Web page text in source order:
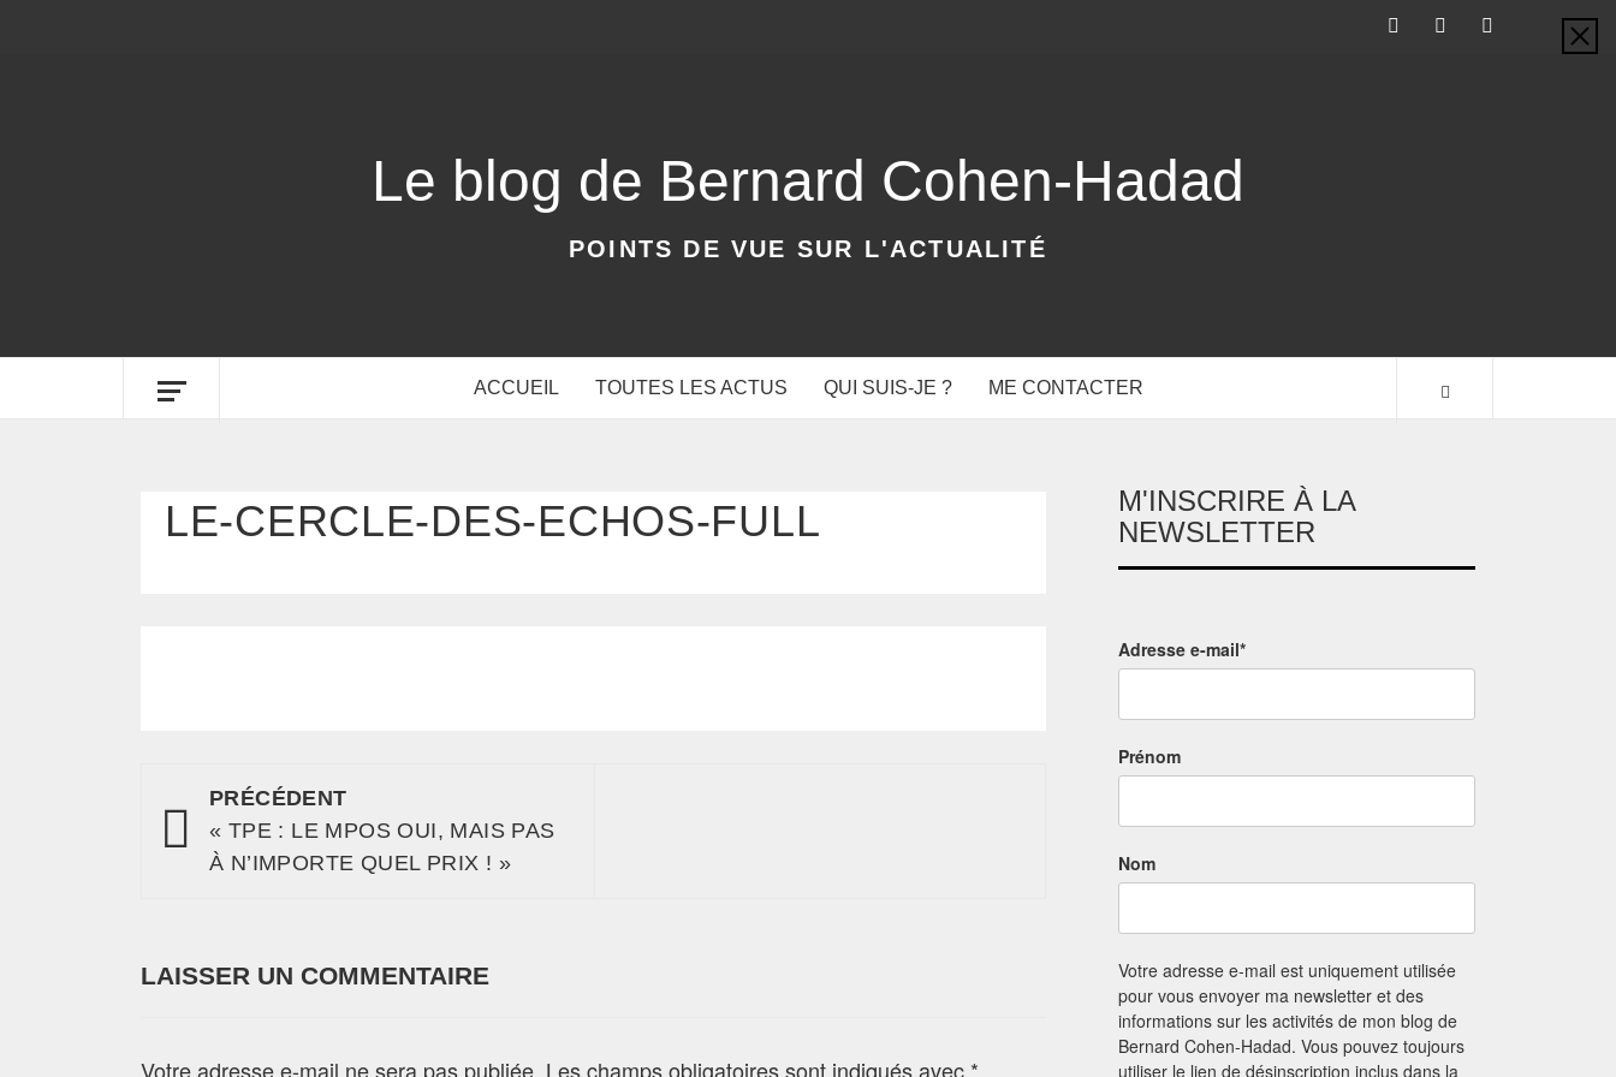
Le blog de Bernard Cohen-Hadad
POINTS DE VUE SUR L'ACTUALITÉ
ACCUEIL TOUTES LES ACTUS QUI SUIS-JE ? ME CONTACTER
LE-CERCLE-DES-ECHOS-FULL
PRÉCÉDENT
« TPE : LE MPOS OUI, MAIS PAS
À N’IMPORTE QUEL PRIX ! »
LAISSER UN COMMENTAIRE
Votre adresse e-mail ne sera pas publiée. Les champs obligatoires sont indiqués avec *
M'INSCRIRE À LA
NEWSLETTER
Adresse e-mail*
Prénom
Nom
Votre adresse e-mail est uniquement utilisée
pour vous envoyer ma newsletter et des
informations sur les activités de mon blog de
Bernard Cohen-Hadad. Vous pouvez toujours
utiliser le lien de désinscription inclus dans la